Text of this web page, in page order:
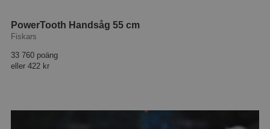
PowerTooth Handsåg 55 cm
Fiskars
33 760 poäng
eller 422 kr